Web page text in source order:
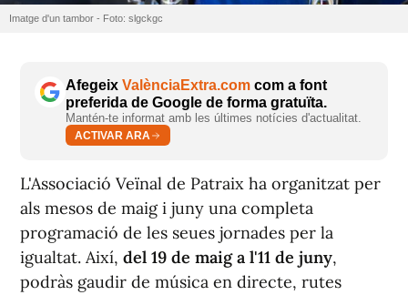
Imatge d'un tambor - Foto: slgckgc
Afegeix ValènciaExtra.com com a font
preferida de Google de forma gratuïta.
Mantén-te informat amb les últimes notícies d'actualitat.
ACTIVAR ARA
L'Associació Veïnal de Patraix ha organitzat per
als mesos de maig i juny una completa
programació de les seues jornades per la
igualtat. Així, del 19 de maig a l'11 de juny,
podràs gaudir de música en directe, rutes